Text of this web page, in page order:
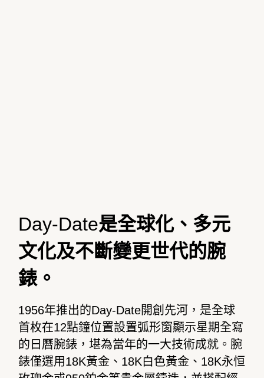
Day-Date是全球化、多元
文化及不斷變更世代的腕
錶。
1956年推出的Day-Date開創先河，是全球
首枚在12點鐘位置設置弧形窗顯示星期全寫
的日曆腕錶，堪為當年的一大技術成就。腕
錶僅選用18K黃金、 18K白色黃金、 18K永恒